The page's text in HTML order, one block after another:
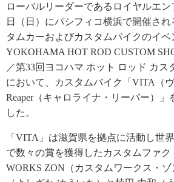
ローバルリーダーであるロイヤルエ
日（日）にパシフィコ横浜で開催さ
タムカーおよびカスタムバイクのイベ
YOKOHAMA HOT ROD CUSTOM
／第33回ヨコハマ ホット ロッド カス
において、カスタムバイク「VITA（
Reaper（キャロライナ・リーパー）」
した。
「VITA」は滋賀県を拠点に活動し世
で数々の賞を獲得したカスタムファ
WORKS ZON（カスタムワークス・